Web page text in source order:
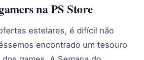
na PS Store
estelares, é difícil não
encontrado um tesouro